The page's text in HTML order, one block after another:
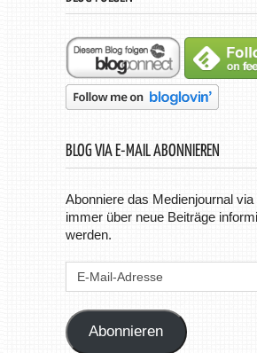
BLOG VIA E-MAIL ABONNIEREN
Abonniere das Medienjournal
immer über neue Beiträge
werden.
Abonnieren